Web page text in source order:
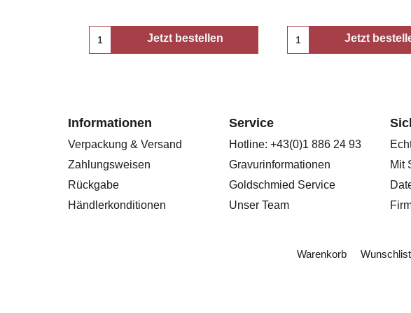
Jetzt bestellen Jetzt
Informationen
Verpackung & Versand
Zahlungsweisen
Rückgabe
Händlerkonditionen
Service
Hotline: +43(0)1 886 24 93
Gravurinformationen
Goldschmied Service
Unser Team
Mit
Warenkorb